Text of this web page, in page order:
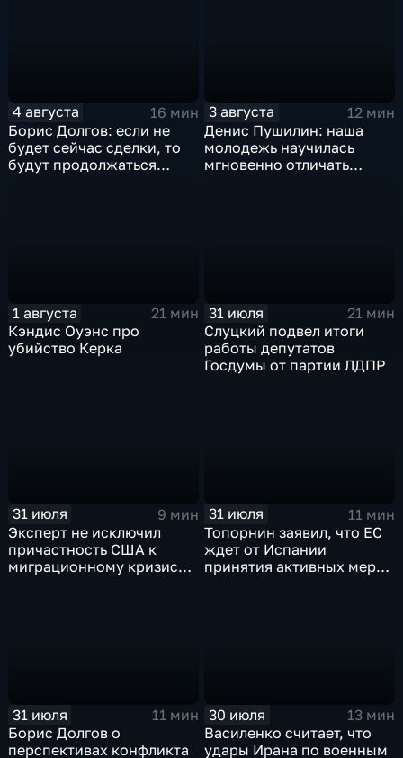
4 августа
16 мин
Борис Долгов: если не
будет сейчас сделки, то
будут продолжаться
3 августа
12 мин
Денис Пушилин: наша
молодежь научилась
мгновенно отличать
1 августа
21 мин
Кэндис Оуэнс про
убийство Керка
31 июля
21 мин
Слуцкий подвел итоги
работы депутатов
Госдумы от партии ЛДПР
31 июля
9 мин
Эксперт не исключил
причастность США к
миграционному кризису в
31 июля
11 мин
Топорнин заявил, что ЕС
ждет от Испании
принятия активных мер
31 июля
11 мин
Борис Долгов о
перспективах конфликта
30 июля
13 мин
Василенко считает, что
удары Ирана по военным